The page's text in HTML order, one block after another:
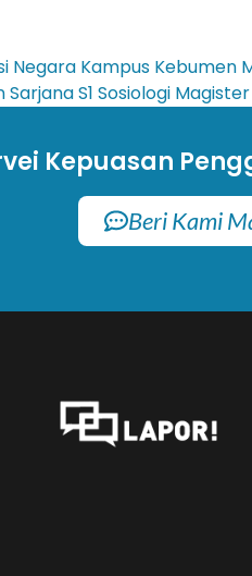
Negara Kampus Kebumen
SarjanaS1 Sosiologi Magister
Kepuasan
Beri Kami